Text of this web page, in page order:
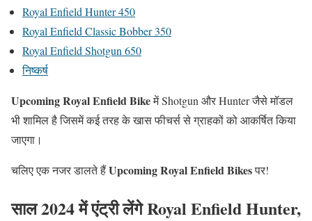
Royal Enfield Hunter 450
Royal Enfield Classic Bobber 350
Royal Enfield Shotgun 650
निष्कर्ष
Upcoming Royal Enfield Bikeमें Shotgun और Hunter जैसे मॉडल
भी शामिल है जिसमें कई तरह के खास फीचर्स से ग्राहकों को आकर्षित किया
जाएगा।
चलिए एक नजर डालते हैंUpcoming Royal Enfield Bikesपर!
साल 2024 में एंट्री लेंगे Royal Enfield Hunter,